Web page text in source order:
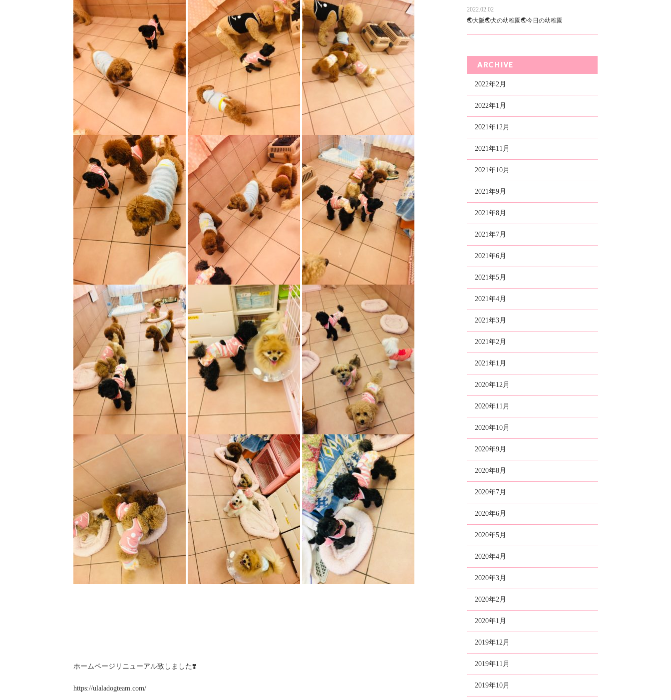
ホームページリニューアル致しました❣️
https://ulaladogteam.com/
2022.02.02
🌏大阪🌏犬の幼稚園🌏今日の幼稚園
ARCHIVE
2022年2月
2022年1月
2021年12月
2021年11月
2021年10月
2021年9月
2021年8月
2021年7月
2021年6月
2021年5月
2021年4月
2021年3月
2021年2月
2021年1月
2020年12月
2020年11月
2020年10月
2020年9月
2020年8月
2020年7月
2020年6月
2020年5月
2020年4月
2020年3月
2020年2月
2020年1月
2019年12月
2019年11月
2019年10月